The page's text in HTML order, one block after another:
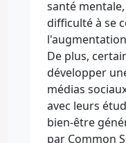
santé
difficulté à se
De plus,
développer
médias
avec leurs
bien-être
par Common